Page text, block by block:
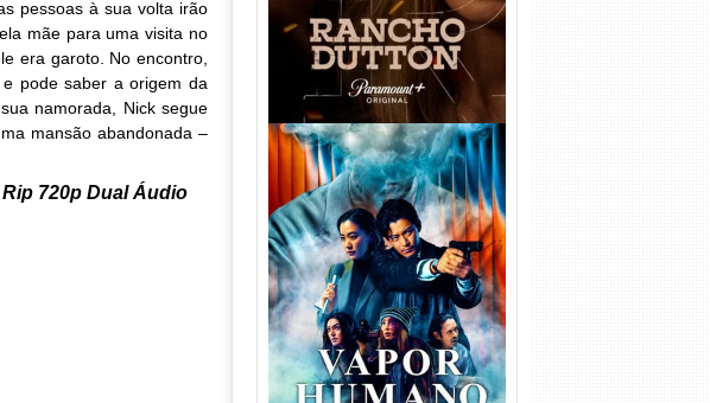
pessoas à sua volta irão
mãe para uma visita no
era garoto. No encontro,
pode saber a origem da
namorada, Nick segue
mansão abandonada –
720p Dual Áudio
Vapor Humano 1ª Temporada
Torrent (2026) WEB-DL 1080p
Dual Áudio